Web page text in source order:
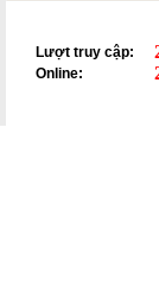
Lượt truy cập:
Online: